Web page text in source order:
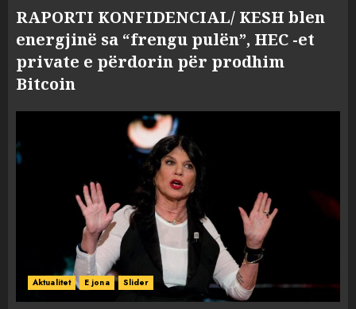
RAPORTI KONFIDENCIAL/ KESH blen
energjinë sa “frengu pulën”, HEC -et
private e përdorin për prodhim
Bitcoin
Aktualitet E jona Slider